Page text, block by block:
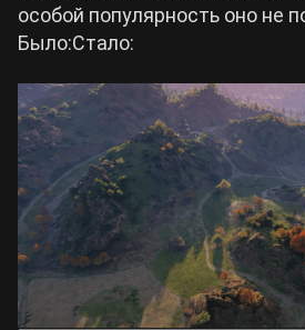
особой популярность оно не
Было:Стало: